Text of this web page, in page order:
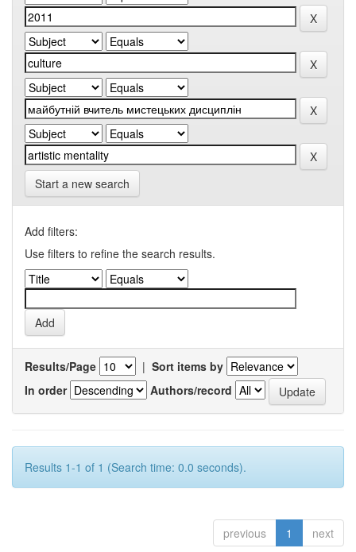
Start a new search
Add filters:
Use filters to refine the search results.
Results/Page | Sort items by
In order
Authors/record
Results 1-1 of 1 (Search time: 0.0 seconds).
previous 1 next